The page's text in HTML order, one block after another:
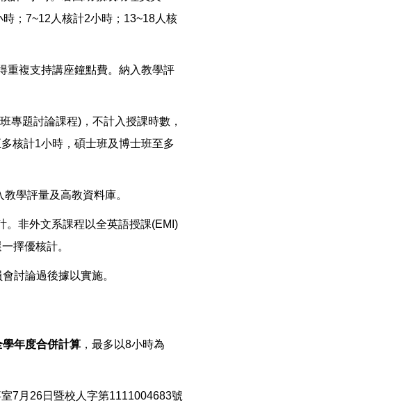
；7~12人核計2小時；13~18人核
重複支持講座鐘點費。納入教學評
專題討論課程)，不計入授課時數，
核計1小時，碩士班及博士班至多
學評量及高教資料庫。
。非外文系課程以全英語授課(EMI)
擇優核計。
討論過後據以實施。
學年度合併計算 ，最多以8小時為
7月26日暨校人字第1111004683號